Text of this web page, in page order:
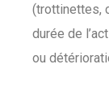
(trottinettes,
durée de
ou